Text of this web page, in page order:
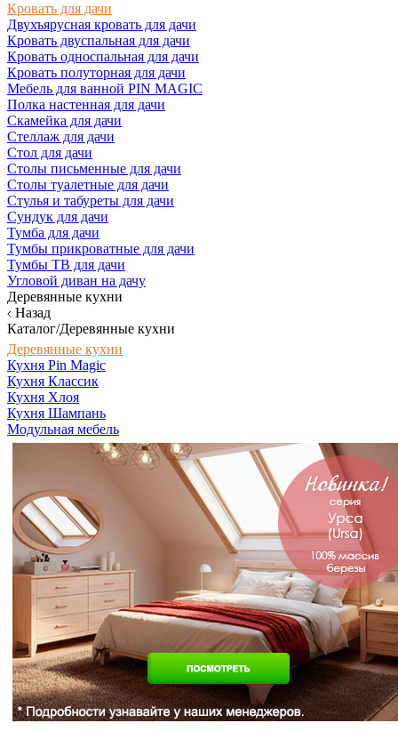
Кровать для дачи
Двухъярусная кровать для дачи
Кровать двуспальная для дачи
Кровать односпальная для дачи
Кровать полуторная для дачи
Мебель для ванной PIN MAGIC
Полка настенная для дачи
Скамейка для дачи
Стеллаж для дачи
Стол для дачи
Столы письменные для дачи
Столы туалетные для дачи
Стулья и табуреты для дачи
Сундук для дачи
Тумба для дачи
Тумбы прикроватные для дачи
Тумбы ТВ для дачи
Угловой диван на дачу
Деревянные кухни
Назад
Каталог/Деревянные кухни
Деревянные кухни
Кухня Pin Magic
Кухня Классик
Кухня Хлоя
Кухня Шампань
Модульная мебель